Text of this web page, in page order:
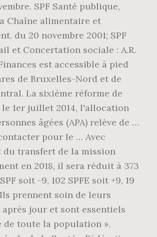
SPF Santé publique,
Chaîne alimentaire et
du 20 novembre 2001; SPF
et Concertation sociale : A.R.
est accessible à pied
de Bruxelles-Nord et de
La sixième réforme de
1er juillet 2014, l'allocation
âgées (APA) relève de …
pour le … Avec
du transfert de la mission
en 2018, il sera réduit à 373
soit -9, 102 SPFE soit +9, 19
Ils prennent soin de leurs
jour et sont essentiels
de toute la population ».